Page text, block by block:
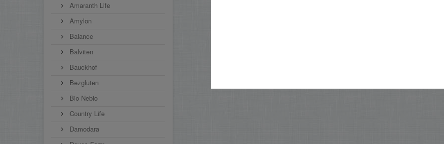
Amaranth Life
Amylon
Balance
Balviten
Bauckhof
Bezgluten
Bio Nebio
Country Life
Damodara